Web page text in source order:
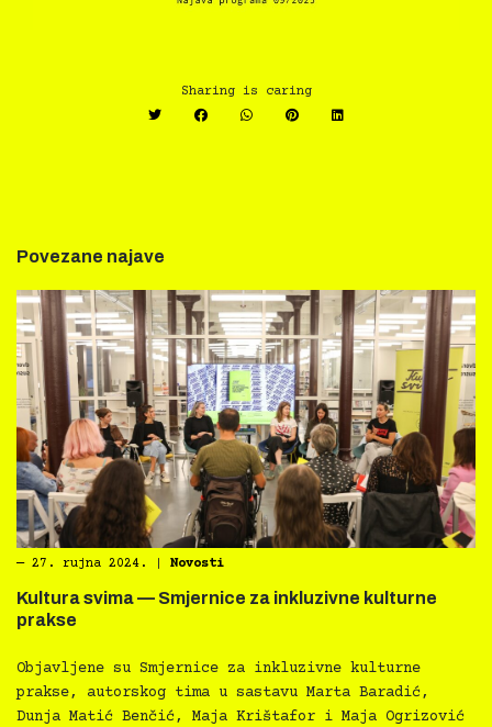
Sharing is caring
Povezane najave
― 27. rujna 2024. Novosti
Kultura svima — Smjernice za inkluzivne kulturne
prakse
Objavljene su Smjernice za inkluzivne kulturne
prakse, autorskog tima u sastavu Marta Baradić,
Dunja Matić Benčić, Maja Krištafor i Maja Ogrizović